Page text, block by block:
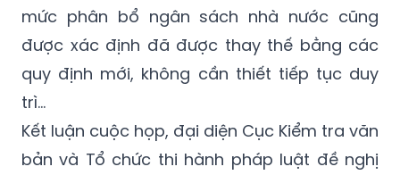
mức phân bổ ngân sách nhà nước cũng
được xác định đã được thay thế bằng các
quy định mới, không cần thiết tiếp tục duy
trì…
Kết luận cuộc họp, đại diện Cục Kiểm tra văn
bản và Tổ chức thi hành pháp luật đề nghị